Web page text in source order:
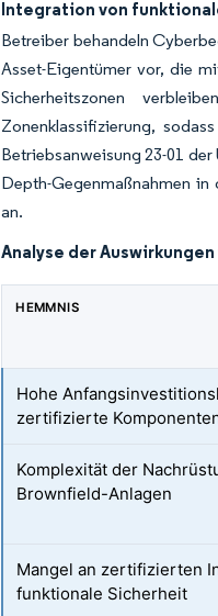
Integration von
Betreiber behandeln
Asset-Eigentümer vor, die
Sicherheitszonen
Zonenklassifizierung,
Betriebsanweisung 23-01
Depth-Gegenmaßnahmen
an.
Analyse der
HEMMNIS
Hohe
zertifizierte
Komplexität der
Brownfield-Anlagen
Mangel an zertifizierten
funktionale Sicherheit